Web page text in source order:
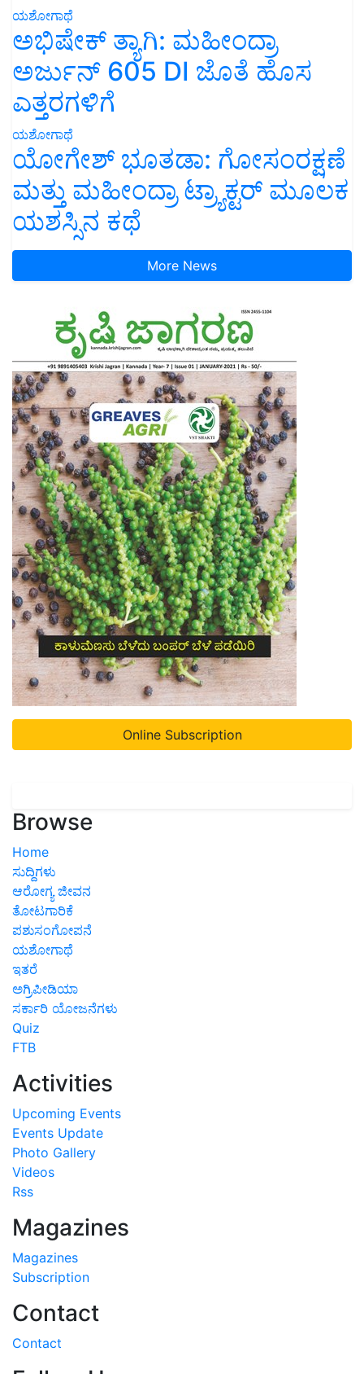
ಯಶೋಗಾಥೆ
ಅಭಿಷೇಕ್ ತ್ಯಾಗಿ: ಮಹೀಂದ್ರಾ
ಅರ್ಜುನ್ 605 DI ಜೊತೆ ಹೊಸ
ಎತ್ತರಗಳಿಗೆ
ಯಶೋಗಾಥೆ
ಯೋಗೇಶ್ ಭೂತಡಾ: ಗೋಸಂರಕ್ಷಣೆ
ಮತ್ತು ಮಹೀಂದ್ರಾ ಟ್ರ್ಯಾಕ್ಟರ್ ಮೂಲಕ
ಯಶಸ್ಸಿನ ಕಥೆ
More News
Online Subscription
Browse
Home
ಸುದ್ದಿಗಳು
ಆರೋಗ್ಯ ಜೀವನ
ತೋಟಗಾರಿಕೆ
ಪಶುಸಂಗೋಪನೆ
ಯಶೋಗಾಥೆ
ಇತರೆ
ಅಗ್ರಿಪೀಡಿಯಾ
ಸರ್ಕಾರಿ ಯೋಜನೆಗಳು
Quiz
FTB
Activities
Upcoming Events
Events Update
Photo Gallery
Videos
Rss
Magazines
Magazines
Subscription
Contact
Contact